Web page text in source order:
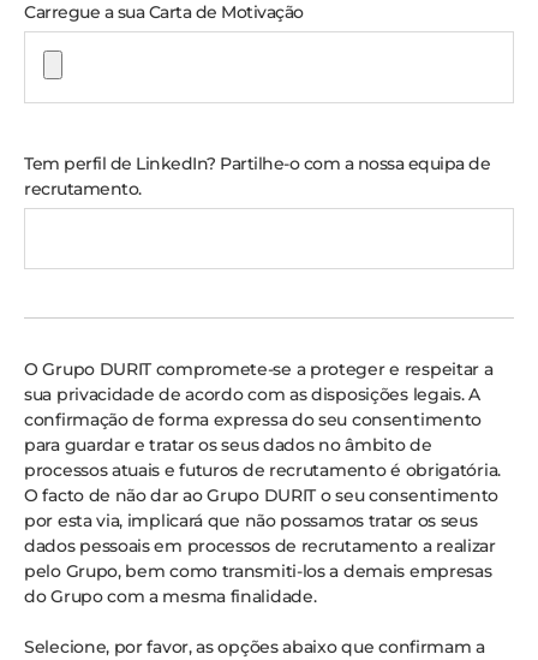
Carregue a sua Carta de Motivação
Tem perfil de LinkedIn? Partilhe-o com a nossa equipa de
recrutamento.
O Grupo DURIT compromete-se a proteger e respeitar a
sua privacidade de acordo com as disposições legais. A
confirmação de forma expressa do seu consentimento
para guardar e tratar os seus dados no âmbito de
processos atuais e futuros de recrutamento é obrigatória.
O facto de não dar ao Grupo DURIT o seu consentimento
por esta via, implicará que não possamos tratar os seus
dados pessoais em processos de recrutamento a realizar
pelo Grupo, bem como transmiti-los a demais empresas
do Grupo com a mesma finalidade.
Selecione, por favor, as opções abaixo que confirmam a